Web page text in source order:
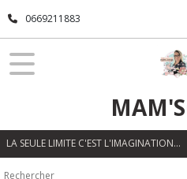
0669211883
LA SEULE LIMITE C'EST L'IMAGINATION…